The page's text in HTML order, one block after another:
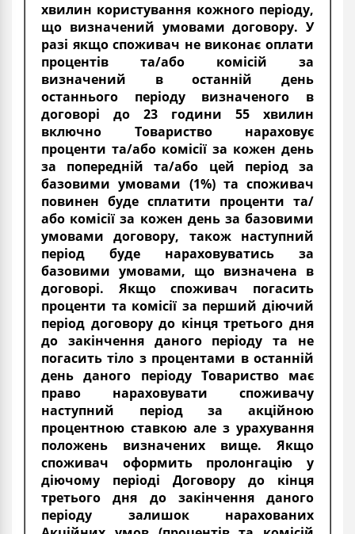
хвилин користування кожного періоду,
що визначений умовами договору. У
разі якщо споживач не виконає оплати
процентів та/або комісій за
визначений в останній день
останнього періоду визначеного в
договорі до 23 години 55 хвилин
включно Товариство нараховує
проценти та/або комісії за кожен день
за попередній та/або цей період за
базовими умовами (1%) та споживач
повинен буде сплатити проценти та/
або комісії за кожен день за базовими
умовами договору, також наступний
період буде нараховуватись за
базовими умовами, що визначена в
договорі. Якщо споживач погасить
проценти та комісії за перший діючий
період договору до кінця третього дня
до закінчення даного періоду та не
погасить тіло з процентами в останній
день даного періоду Товариство має
право нараховувати споживачу
наступний період за акційною
процентною ставкою але з урахування
положень визначених вище. Якщо
споживач оформить пролонгацію у
діючому періоді Договору до кінця
третього дня до закінчення даного
періоду залишок нарахованих